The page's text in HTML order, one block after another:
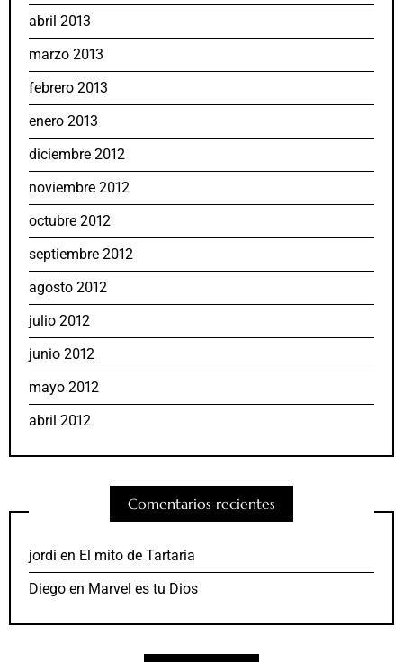
abril 2013
marzo 2013
febrero 2013
enero 2013
diciembre 2012
noviembre 2012
octubre 2012
septiembre 2012
agosto 2012
julio 2012
junio 2012
mayo 2012
abril 2012
Comentarios recientes
jordi en El mito de Tartaria
Diego en Marvel es tu Dios